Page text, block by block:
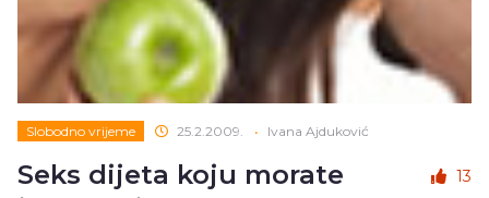
Slobodno vrijeme 25.2.2009. • Ivana Ajduković
Seks dijeta koju morate
13